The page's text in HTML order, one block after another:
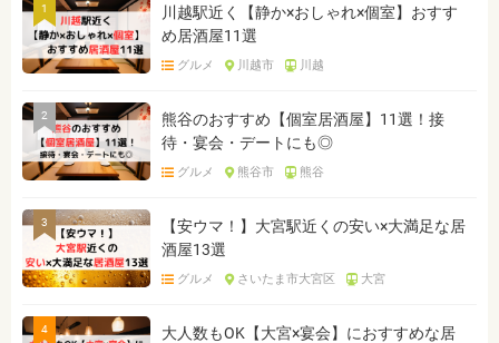
1
川越駅近く【静か×おしゃれ×個室】おすす
め居酒屋11選
グルメ 川越市 川越
2
熊谷のおすすめ【個室居酒屋】11選！接
待・宴会・デートにも◎
グルメ 熊谷市 熊谷
3
【安ウマ！】大宮駅近くの安い×大満足な居
酒屋13選
グルメ さいたま市大宮区 大宮
4
大人数もOK【大宮×宴会】におすすめな居